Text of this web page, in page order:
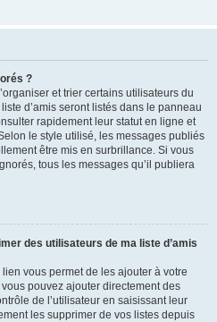
?
et trier certains utilisateurs du
d’amis seront listés dans le panneau
rapidement leur statut en ligne et
le style utilisé, les messages publiés
être mis en surbrillance. Si vous
tous les messages qu’il publiera
des utilisateurs de ma liste d’amis
vous permet de les ajouter à votre
vous pouvez ajouter directement des
de l’utilisateur en saisissant leur
les supprimer de vos listes depuis